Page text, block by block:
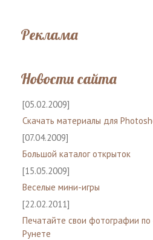
Реклама
Новости сайта
[05.02.2009]
Скачать материалы для
[07.04.2009]
Большой каталог открыток
[15.05.2009]
Веселые мини-игры
[22.02.2011]
Печатайте свои фотографии
Рунете